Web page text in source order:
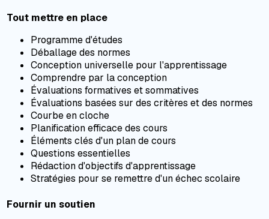
Tout mettre en place
Programme d'études
Déballage des normes
Conception universelle pour l'apprentissage
Comprendre par la conception
Évaluations formatives et sommatives
Évaluations basées sur des critères et des normes
Courbe en cloche
Planification efficace des cours
Éléments clés d'un plan de cours
Questions essentielles
Rédaction d'objectifs d'apprentissage
Stratégies pour se remettre d'un échec scolaire
Fournir un soutien